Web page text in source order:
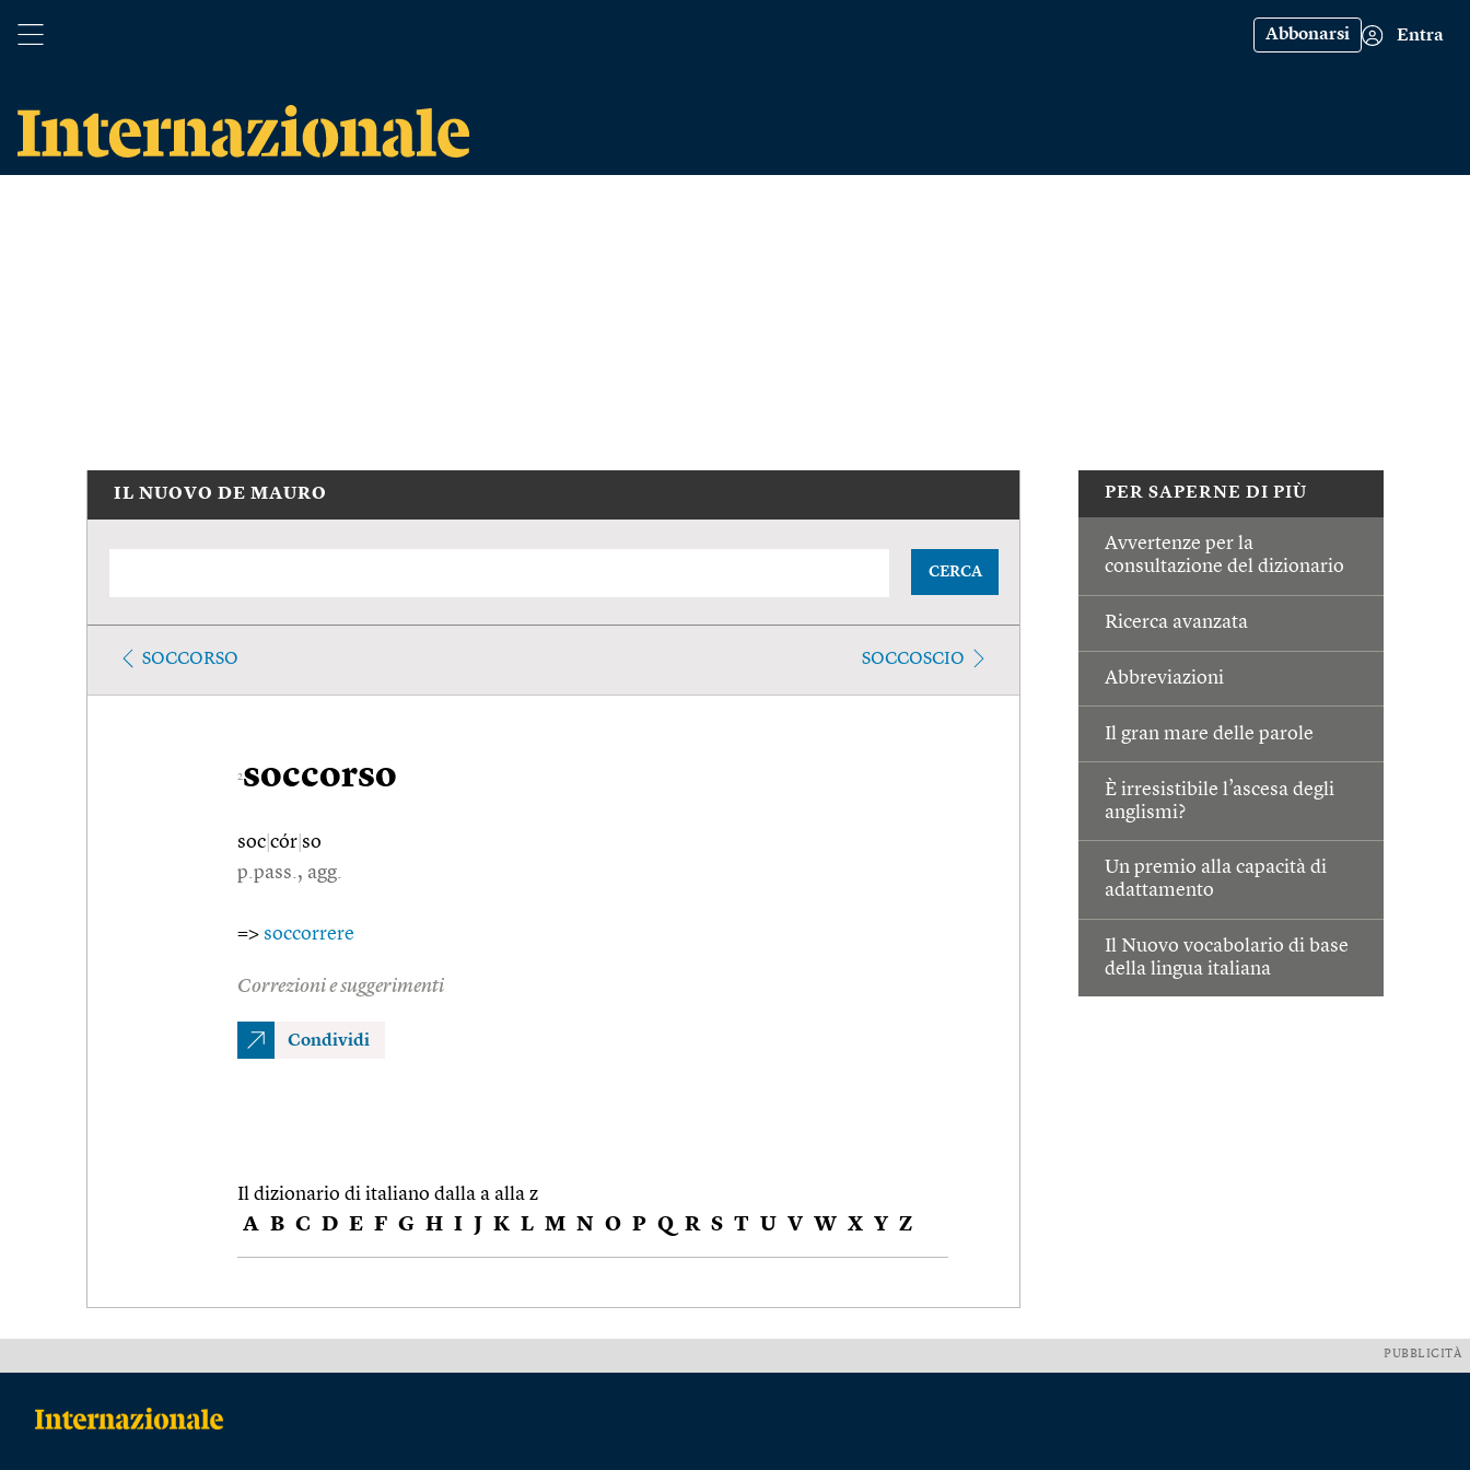
Abbonarsi Entra
PER SAPERNE DI PIÙ
Avvertenze per la
consultazione del dizionario
Ricerca avanzata
Abbreviazioni
Il gran mare delle parole
È irresistibile l’ascesa degli
anglismi?
Un premio alla capacità di
adattamento
Il Nuovo vocabolario di base
della lingua italiana
IL NUOVO DE MAURO
CERCA
SOCCORSO SOCCOSCIO
2soccorso
soc cór so
p.pass., agg.
=> soccorrere
Correzioni e suggerimenti
Condividi
Il dizionario di italiano dalla a alla z
A B C D E F G H I J K L M N O P Q R S T U V W X Y Z
PUBBLICITÀ